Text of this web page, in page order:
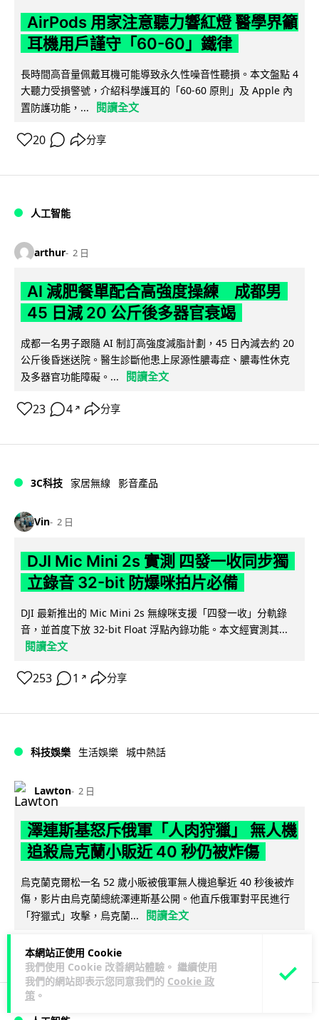
本網站正使用 Cookie
我們使用 Cookie 改善網站體驗。 繼續使用
我們的網站即表示您同意我們的 Cookie 政
策 。
AirPods 用家注意聽力響紅燈 醫學界籲
耳機用戶謹守「60-60」鐵律
長時間高音量佩戴耳機可能導致永久性噪音性聽損。本文盤點 4
大聽力受損警號，介紹科學護耳的「60-60 原則」及 Apple 內
置防護功能，...
閱讀全文
20 分享
人工智能
arthur 2 日
AI 減肥餐單配合高強度操練 成都男
45 日減 20 公斤後多器官衰竭
成都一名男子跟隨 AI 制訂高強度減脂計劃，45 日內減去約 20
公斤後昏迷送院。醫生診斷他患上尿源性膿毒症、膿毒性休克
及多器官功能障礙。...
閱讀全文
23 4 ↗ 分享
3C科技 家居無線 影音產品
Vin 2 日
DJI Mic Mini 2s 實測 四發一收同步獨
立錄音 32-bit 防爆咪拍片必備
DJI 最新推出的 Mic Mini 2s 無線咪支援「四發一收」分軌錄
音，並首度下放 32-bit Float 浮點內錄功能。本文經實測其...
閱讀全文
253 1 ↗ 分享
科技娛樂 生活娛樂 城中熱話
Lawton 2 日
澤連斯基怒斥俄軍「人肉狩獵」 無人機
追殺烏克蘭小販近 40 秒仍被炸傷
烏克蘭克爾松一名 52 歲小販被俄軍無人機追擊近 40 秒後被炸
傷，影片由烏克蘭總統澤連斯基公開。他直斥俄軍對平民進行
「狩獵式」攻擊，烏克蘭...
閱讀全文
136 41 分享